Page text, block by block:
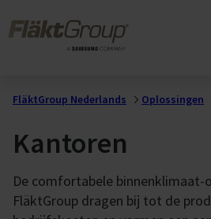
FläktGroup Nederlands Oplossingen
Kantoren
De comfortabele binnenklimaat-
FläktGroup dragen bij tot de